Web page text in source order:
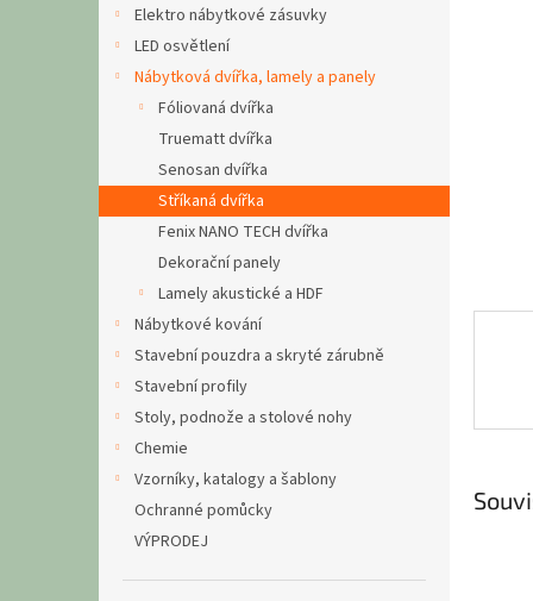
Elektro nábytkové zásuvky
LED osvětlení
Nábytková dvířka, lamely a panely
Fóliovaná dvířka
Truematt dvířka
Senosan dvířka
Stříkaná dvířka
Fenix NANO TECH dvířka
Dekorační panely
Lamely akustické a HDF
Nábytkové kování
Stavební pouzdra a skryté zárubně
Stavební profily
Stoly, podnože a stolové nohy
Chemie
Vzorníky, katalogy a šablony
Ochranné pomůcky
VÝPRODEJ